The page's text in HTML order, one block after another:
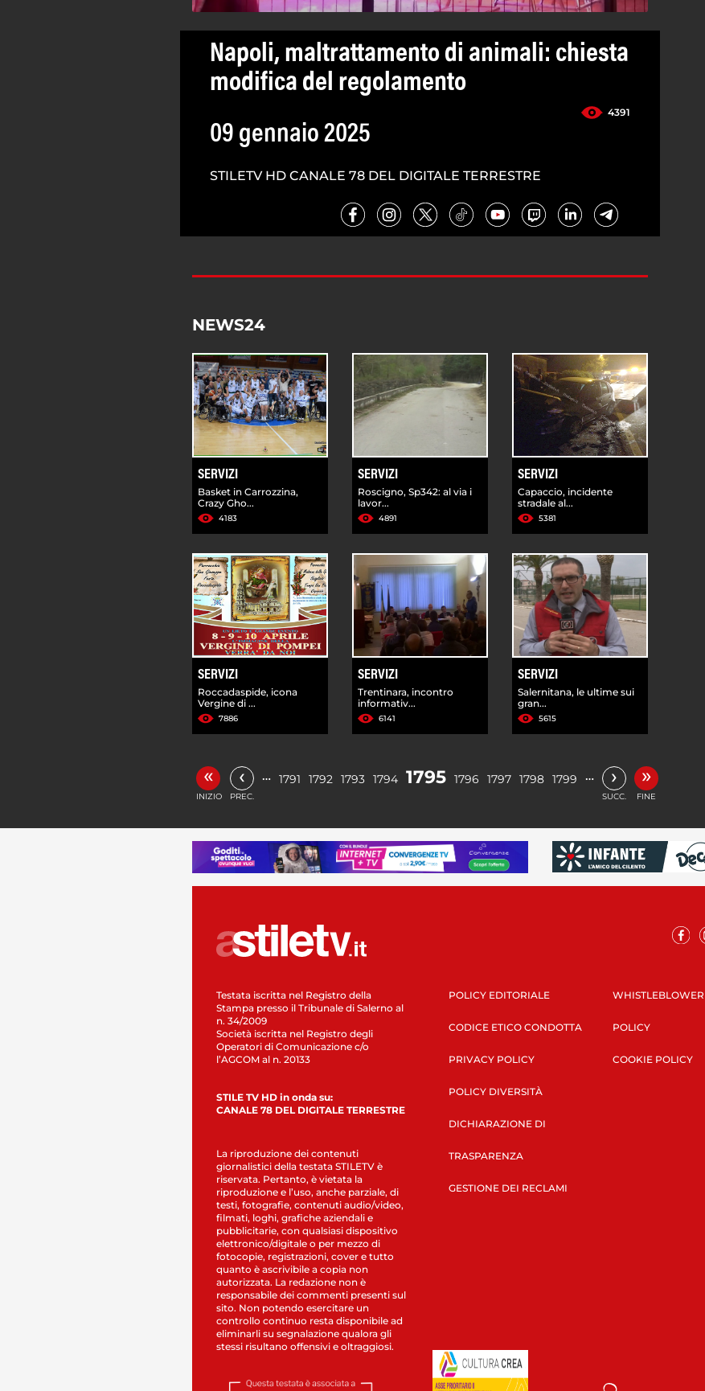
Napoli, maltrattamento di animali: chiesta
modifica del regolamento
4391
09 gennaio 2025
STILETV HD CANALE 78 DEL DIGITALE TERRESTRE
NEWS24
SERVIZI
Basket in Carrozzina,
Crazy Gho...
4183
SERVIZI
Roscigno, Sp342: al via i
lavor...
4891
SERVIZI
Capaccio, incidente
stradale al...
5381
SERVIZI
Roccadaspide, icona
Vergine di ...
7886
SERVIZI
Trentinara, incontro
informativ...
6141
SERVIZI
Salernitana, le ultime sui
gran...
5615
«
INIZIO
‹
PREC.
… 1791 1792 1793 1794 1795 1796 1797 1798 1799 … ›
SUCC.
»
FINE
Testata iscritta nel Registro della
Stampa presso il Tribunale di Salerno al
n. 34/2009
Società iscritta nel Registro degli
Operatori di Comunicazione c/o
l’AGCOM al n. 20133
STILE TV HD in onda su:
CANALE 78 DEL DIGITALE TERRESTRE
La riproduzione dei contenuti
giornalistici della testata STILETV è
riservata. Pertanto, è vietata la
riproduzione e l’uso, anche parziale, di
testi, fotografie, contenuti audio/video,
filmati, loghi, grafiche aziendali e
pubblicitarie, con qualsiasi dispositivo
elettronico/digitale o per mezzo di
fotocopie, registrazioni, cover e tutto
quanto è ascrivibile a copia non
autorizzata. La redazione non è
responsabile dei commenti presenti sul
sito. Non potendo esercitare un
controllo continuo resta disponibile ad
eliminarli su segnalazione qualora gli
stessi risultano offensivi e oltraggiosi.
POLICY EDITORIALE
CODICE ETICO CONDOTTA
PRIVACY POLICY
POLICY DIVERSITÀ
DICHIARAZIONE DI
TRASPARENZA
GESTIONE DEI RECLAMI
WHISTLEBLOWER
POLICY
COOKIE POLICY